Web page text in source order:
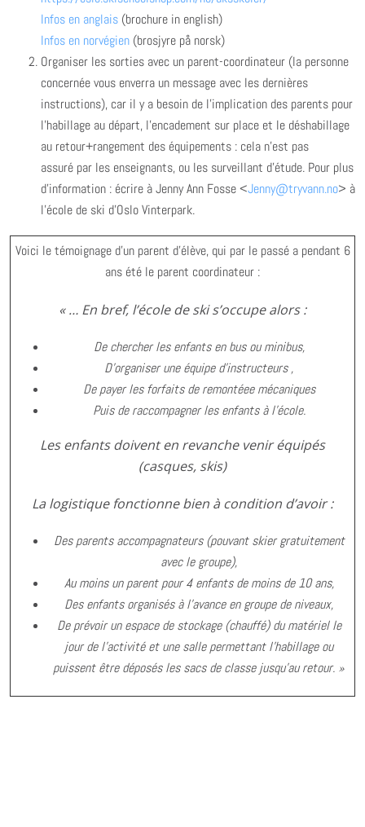
Infos en anglais (brochure in english)
Infos en norvégien (brosjyre på norsk)
Organiser les sorties avec un parent-coordinateur (la personne
concernée vous enverra un message avec les dernières
instructions), car il y a besoin de l’implication des parents pour
l’habillage au départ, l’encadement sur place et le déshabillage
au retour+rangement des équipements : cela n’est pas
assuré par les enseignants, ou les surveillant d’étude. Pour plus
d’information : écrire à Jenny Ann Fosse <Jenny@tryvann.no> à
l’école de ski d’Oslo Vinterpark.
Voici le témoignage d’un parent d’élève, qui par le passé a pendant 6
ans été le parent coordinateur :
« … En bref, l’école de ski s’occupe alors :
De chercher les enfants en bus ou minibus,
D’organiser une équipe d’instructeurs ,
De payer les forfaits de remontéee mécaniques
Puis de raccompagner les enfants à l’école.
Les enfants doivent en revanche venir équipés
(casques, skis)
La logistique fonctionne bien à condition d’avoir :
Des parents accompagnateurs (pouvant skier gratuitement
avec le groupe),
Au moins un parent pour 4 enfants de moins de 10 ans,
Des enfants organisés à l’avance en groupe de niveaux,
De prévoir un espace de stockage (chauffé) du matériel le
jour de l’activité et une salle permettant l’habillage ou
puissent être déposés les sacs de classe jusqu’au retour. »